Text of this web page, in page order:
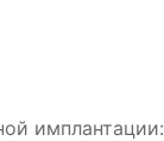
имплантации: